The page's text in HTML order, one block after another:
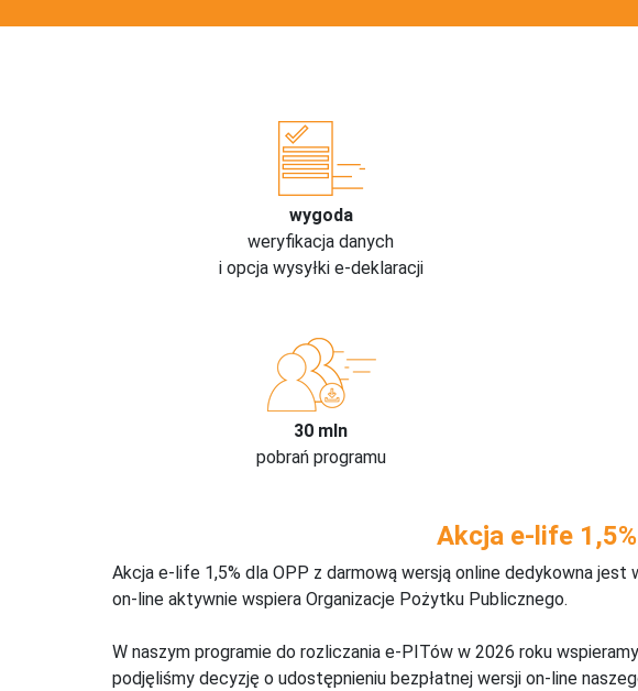
wygoda
weryfikacja danych
i opcja wysyłki e-deklaracji
30 mln
pobrań programu
Akcja e-life
Akcja e-life 1,5% dla OPP z darmową wersją online dedykowna
on-line aktywnie wspiera Organizacje Pożytku Publicznego.
W naszym programie do rozliczania e-PITów w 2026 roku
podjęliśmy decyzję o udostępnieniu bezpłatnej wersji on-line